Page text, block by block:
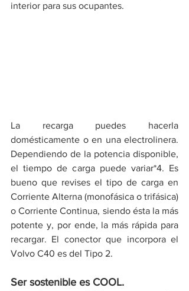
interior para sus ocupantes.
La recarga puedes hacerla
domésticamente o en una electrolinera.
Dependiendo de la potencia disponible,
el tiempo de carga puede variar*4. Es
bueno que revises el tipo de carga en
Corriente Alterna (monofásica o trifásica)
o Corriente Continua, siendo ésta la más
potente y, por ende, la más rápida para
recargar. El conector que incorpora el
Volvo C40 es del Tipo 2.
Ser sostenible es COOL.